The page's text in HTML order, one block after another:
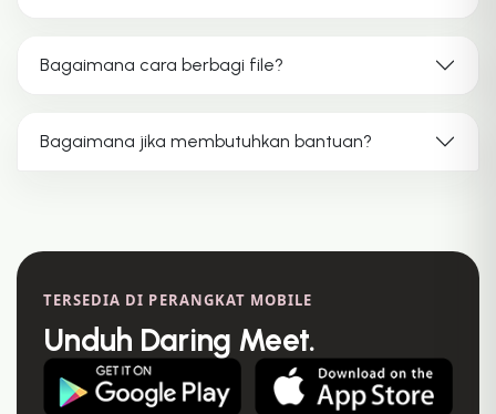
Bagaimana cara berbagi file?
Bagaimana jika membutuhkan bantuan?
TERSEDIA DI PERANGKAT MOBILE
Unduh Daring Meet.